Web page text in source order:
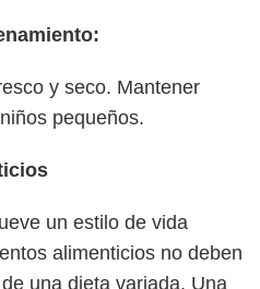
y seco. Mantener
pequeños.
un estilo de vida
alimenticios no deben
una dieta variada. Una